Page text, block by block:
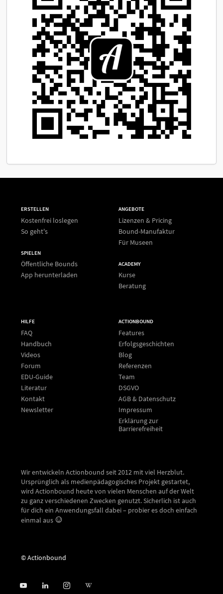
ERSTELLEN
Kostenfrei loslegen
So geht's
SPIELEN
Öffentliche Bounds
App herunterladen
ANGEBOTE
Lizenzen & Pricing
Bound-Manufaktur
Für Museen
ACADEMY
Kurse
Beratung
HILFE
FAQ
Handbuch
Videos
Forum
EDU-Guide
Literatur
Kontakt
Newsletter
ACTIONBOUND
Features
Erfolgsgeschichten
Blog
Referenzen
Team
DSGVO
AGB & Datenschutz
Impressum
Erklärung zur
Barrierefreiheit
Wir entwickeln Actionbound seit 2012 mit viel Herzblut.
Ursprünglich als medienpädagogisches Projekt gestartet,
wird Actionbound heute von vielen Menschen auf der Welt
zu ganz verschiedenen Zwecken genutzt. Sicherlich ist auch
für dich ein Anwendungsfall dabei – probier es doch einfach
einmal aus
© Actionbound